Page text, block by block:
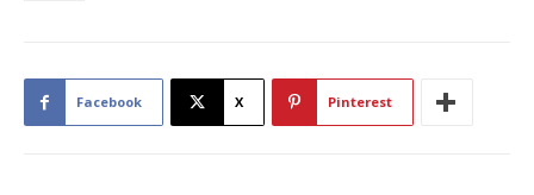
Facebook X Pinterest